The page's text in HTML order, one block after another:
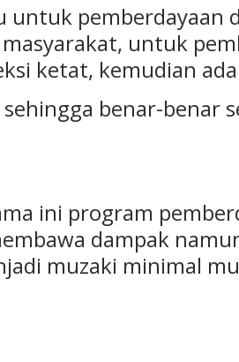
untuk pemberdayaan
untuk
ketat, kemudian
benar-benar
ini program
dampak
muzaki minimal